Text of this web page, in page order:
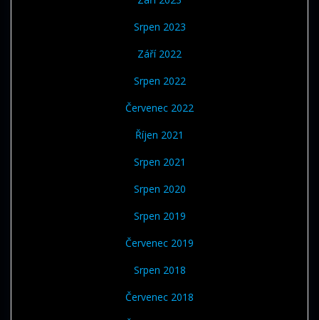
Srpen 2023
Září 2022
Srpen 2022
Červenec 2022
Říjen 2021
Srpen 2021
Srpen 2020
Srpen 2019
Červenec 2019
Srpen 2018
Červenec 2018